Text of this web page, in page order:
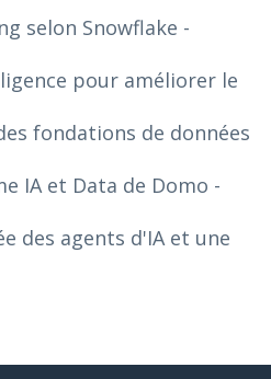
selon Snowflake -
pour améliorer le
fondations de données
IA et Data de Domo -
des agents d'IA et une